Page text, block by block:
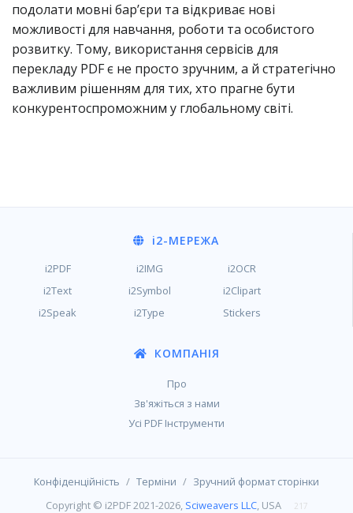
подолати мовні бар’єри та відкриває нові
можливості для навчання, роботи та особистого
розвитку. Тому, використання сервісів для
перекладу PDF є не просто зручним, а й стратегічно
важливим рішенням для тих, хто прагне бути
конкурентоспроможним у глобальному світі.
i2-МЕРЕЖА
i2PDF i2IMG
i2OCR
i2Text
i2Symbol
i2Clipart
i2Speak
i2Type Stickers
КОМПАНІЯ
Про
Зв'яжіться з нами
Усі PDF Інструменти
Конфіденційність / Терміни / Зручний формат сторінки
Copyright © i2PDF 2021-2026, Sciweavers LLC, USA 217